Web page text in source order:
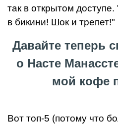
так в открытом
в бикини! Шок и трепет!"
Давайте теперь
о Насте
мой кофе
Вот топ-5 (потому что